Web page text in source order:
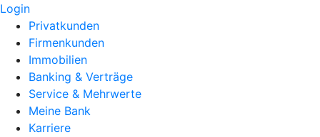
Login
Privatkunden
Firmenkunden
Immobilien
Banking & Verträge
Service & Mehrwerte
Meine Bank
Karriere